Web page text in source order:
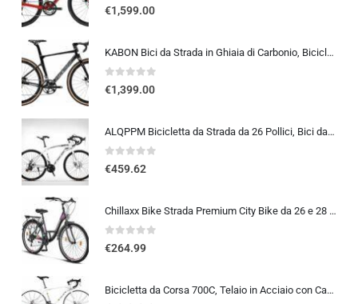
0out of 5
€1,599.00
KABON Bici da Strada in Ghiaia di Carbonio, Bicicletta con Telaio in Fibra di Carbonio T800 con Bicicletta da Corsa con Fr…
0out of 5
€1,399.00
ALQPPM Bicicletta da Strada da 26 Pollici, Bici da 24 Velocità, Freno a Doppio Disco, Telaio in Acciaio ad Alto Tenore Di …
0out of 5
€459.62
Chillaxx Bike Strada Premium City Bike da 26 e 28 pollici, bicicletta per ragazze, ragazzi, uomini e donne, cambio a 21 ma…
0out of 5
€264.99
Bicicletta da Corsa 700C, Telaio in Acciaio con Cambio a 24/27/30 Marce, Bicicletta da Strada per Uomo Donna, Bici da Stra…